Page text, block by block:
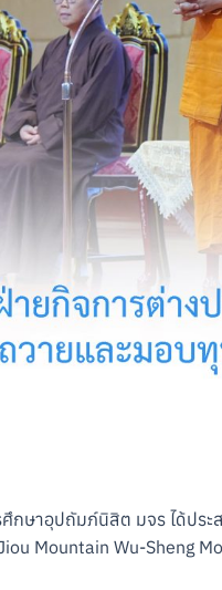
ษาอุปถัมภ์นิสิต มจร ได้ประ
Mountain Wu-Sheng